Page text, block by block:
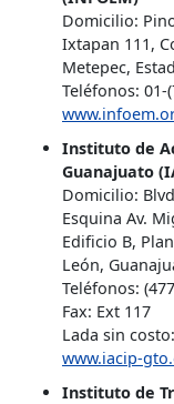
Domicilio:
Ixtapan 111,
Metepec,
Teléfonos: 01-
Instituto de
Guanajuato
Domicilio:
Esquina Av.
Edificio B,
León,
Teléfonos:
Fax: Ext 117
Lada sin
www.iacip-
Instituto de